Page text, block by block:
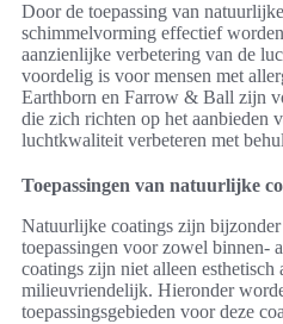
Door de toepassing van
schimmelvorming effectief
aanzienlijke verbetering van de
voordelig is voor mensen met
Earthborn en Farrow & Ball zijn
die zich richten op het aanbieden
luchtkwaliteit verbeteren met
Toepassingen van natuurlijke
Natuurlijke coatings zijn
toepassingen voor zowel binnen-
coatings zijn niet alleen
milieuvriendelijk. Hieronder
toepassingsgebieden voor deze